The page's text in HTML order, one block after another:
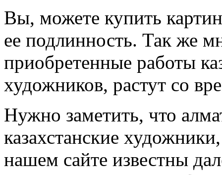
Вы, можете купить
ее подлинность. Так же
приобретенные работы
художников, растут со
Нужно заметить, что
казахстанские
нашем сайте известны